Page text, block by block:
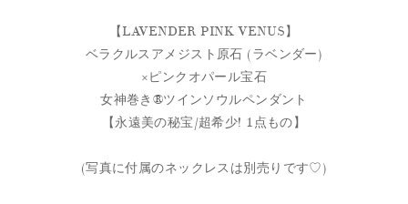
【LAVENDER PINK VENUS】
ベラクルスアメジスト原石 (ラベンダー)
×ピンクオパール宝石
女神巻き® ツインソウルペンダント
【永遠美の秘宝/超希少! 1点もの】
(写真に付属のネックレスは別売りです♡)